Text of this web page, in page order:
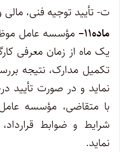
ت- تأیید توجیه فنی،
ماده۱۱– مؤسسه عامل
یک ماه از زمان معرفی
تکمیل مدارک، نتیجه
نماید و در صورت تأیید
با متقاضی، مؤسسه
شرایط و ضوابط
نماید.